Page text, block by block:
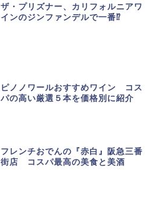
ザ・プリズナー、カリフォルニアワ
インのジンファンデルで一番⁉
ピノノワールおすすめワイン コス
パの高い厳選５本を価格別に紹介
フレンチおでんの『赤白』阪急三番
街店 コスパ最高の美食と美酒